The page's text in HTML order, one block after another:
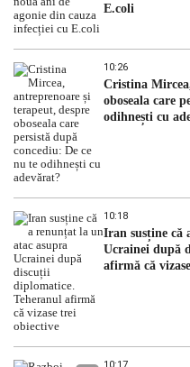
E.coli
10:26
Cristina
oboseala care
odihnești cu
10:18
Iran susține că
Ucrainei după
afirmă că
10:17